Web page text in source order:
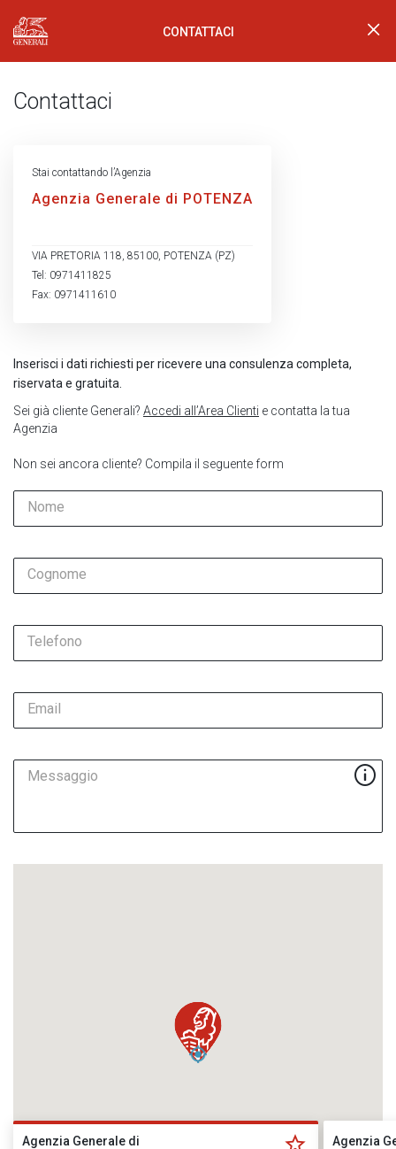
Generali Logo CONTATTACI
Contattaci
Inserisci i dati richiesti per ricevere una consulenza completa,
riservata e gratuita.
Sei già cliente Generali? Accedi all’Area Clienti e contatta la tua
Agenzia
Non sei ancora cliente? Compila il seguente form
Nome
Cognome
Telefono
Email
Messaggio
Stai contattando l’Agenzia
Agenzia Generale di POTENZA
VIA PRETORIA 118, 85100, POTENZA (PZ)
Tel: 0971411825
Fax: 0971411610
Agenzia Generale di Agenzia